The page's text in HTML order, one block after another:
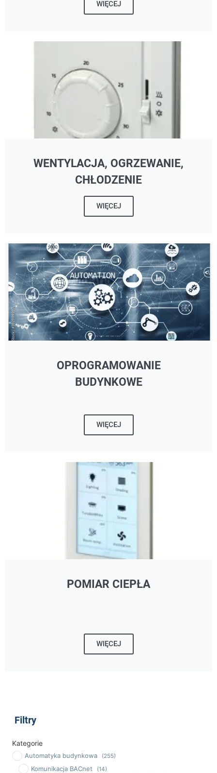
WIĘCEJ
WENTYLACJA, OGRZEWANIE,
CHŁODZENIE
WIĘCEJ
OPROGRAMOWANIE
BUDYNKOWE
WIĘCEJ
POMIAR CIEPŁA
WIĘCEJ
Filtry
Kategorie
Automatyka budynkowa (255)
Komunikacja BACnet (14)